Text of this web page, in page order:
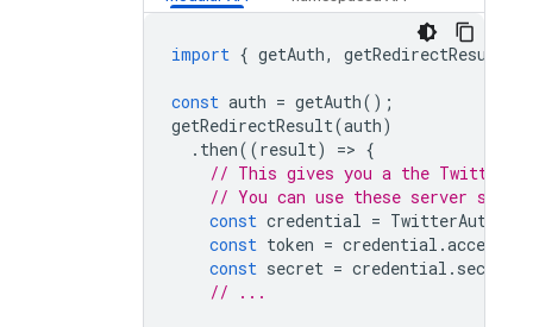
import { getAuth, getRedirectResult
const auth = getAuth();
getRedirectResult(auth)
. then((result) => {
// This gives you a the Twitter
// You can use these server
const credential =
const token = credential .
const secret = credential . secret
// ...